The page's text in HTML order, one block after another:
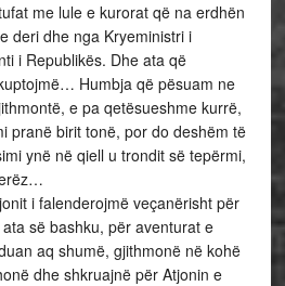
me lule e kurorat që na erdhën
deri dhe nga Kryeministri i
i Republikës. Dhe ata që
Humbja që pësuam ne
e pa qetësueshme kurrë,
pranë birit tonë, por do deshëm të
ynë në qiell u trondit së tepërmi,
i falenderojmë veçanërisht për
së bashku, për aventurat e
aq shumë, gjithmonë në kohë
dhe shkruajnë për Atjonin e